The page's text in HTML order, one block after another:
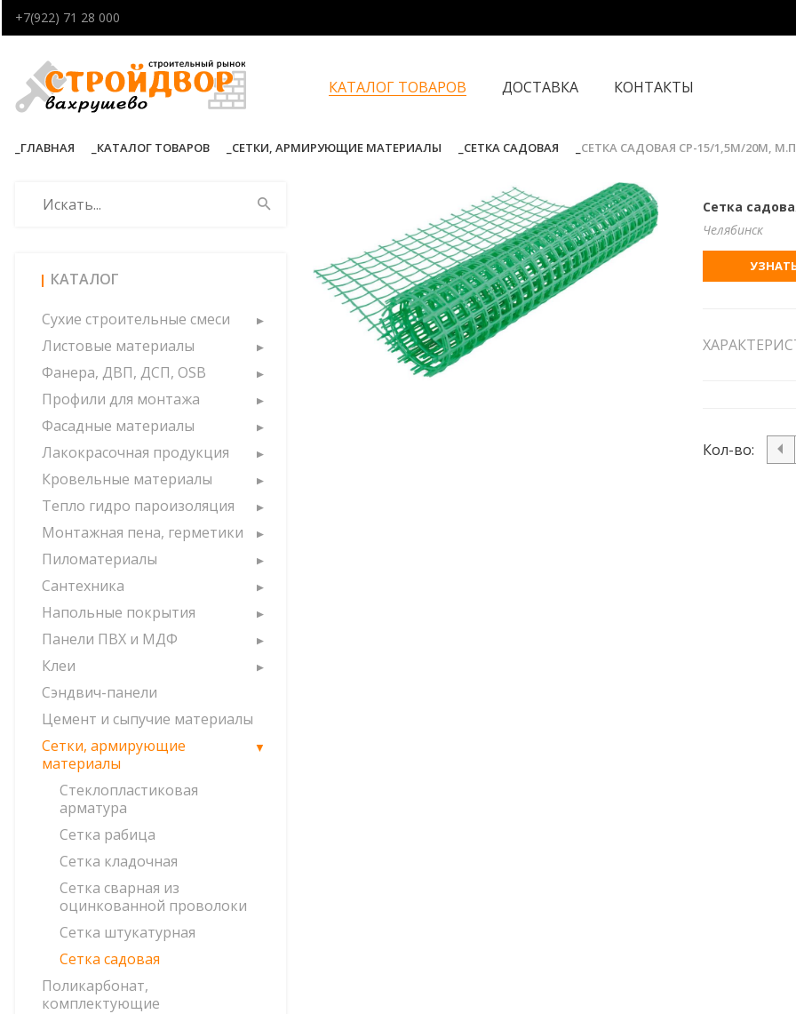
+7(922) 71 28 000
КАТАЛОГ ТОВАРОВ ДОСТАВКА КОНТАКТЫ
ГЛАВНАЯ КАТАЛОГ ТОВАРОВ СЕТКИ, АРМИРУЮЩИЕ МАТЕРИАЛЫ СЕТКА САДОВАЯ СЕТКА САДОВАЯ СР-15/1,5М/20М,
КАТАЛОГ
Сухие строительные смеси
Листовые материалы
Фанера, ДВП, ДСП, OSB
Профили для монтажа
Фасадные материалы
Лакокрасочная продукция
Кровельные материалы
Тепло гидро пароизоляция
Монтажная пена, герметики
Пиломатериалы
Сантехника
Напольные покрытия
Панели ПВХ и МДФ
Клеи
Сэндвич-панели
Цемент и сыпучие материалы
Сетки, армирующие
материалы
Стеклопластиковая
арматура
Сетка рабица
Сетка кладочная
Сетка сварная из
оцинкованной проволоки
Сетка штукатурная
Сетка садовая
Поликарбонат,
комплектующие
Сетка
Челябинск
Кол-во: